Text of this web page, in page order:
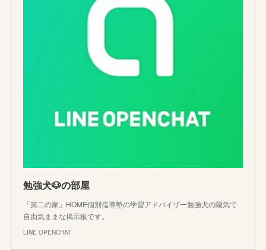
勉強犬🐶の部屋
「第二の家」HOME個別指導塾の学習アドバイザー勉強犬の陽気で
自由気ままな掲示板です。
LINE OPENCHAT